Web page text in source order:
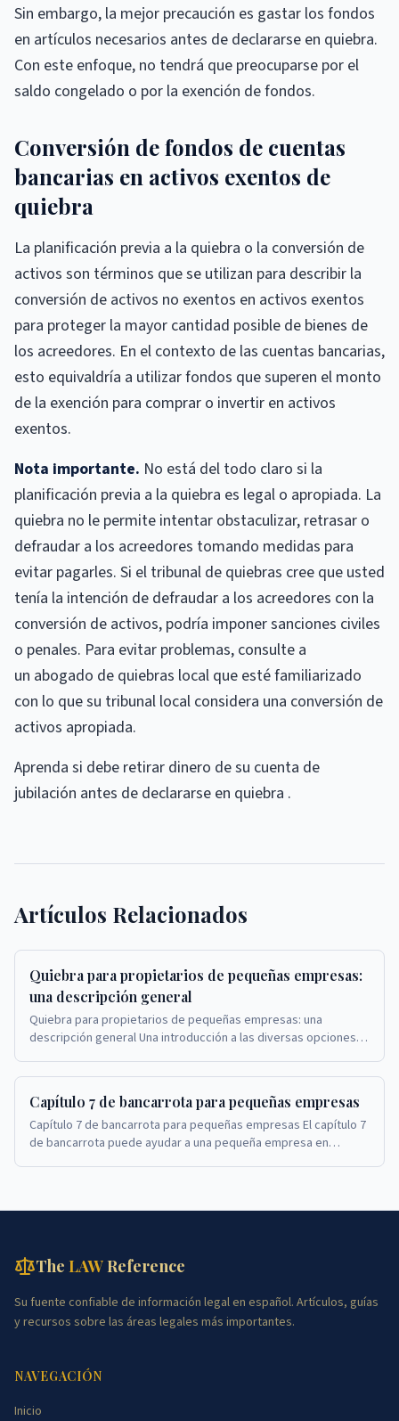
Sin embargo, la mejor precaución es gastar los fondos
en artículos necesarios antes de declararse en quiebra.
Con este enfoque, no tendrá que preocuparse por el
saldo congelado o por la exención de fondos.
Conversión de fondos de cuentas
bancarias en activos exentos de
quiebra
La planificación previa a la quiebra o la conversión de
activos son términos que se utilizan para describir la
conversión de activos no exentos en activos exentos
para proteger la mayor cantidad posible de bienes de
los acreedores. En el contexto de las cuentas bancarias,
esto equivaldría a utilizar fondos que superen el monto
de la exención para comprar o invertir en activos
exentos.
Nota importante. No está del todo claro si la
planificación previa a la quiebra es legal o apropiada. La
quiebra no le permite intentar obstaculizar, retrasar o
defraudar a los acreedores tomando medidas para
evitar pagarles. Si el tribunal de quiebras cree que usted
tenía la intención de defraudar a los acreedores con la
conversión de activos, podría imponer sanciones civiles
o penales. Para evitar problemas, consulte a
un abogado de quiebras local que esté familiarizado
con lo que su tribunal local considera una conversión de
activos apropiada.
Aprenda si debe retirar dinero de su cuenta de
jubilación antes de declararse en quiebra .
Artículos Relacionados
Quiebra para propietarios de pequeñas empresas:
una descripción general
Quiebra para propietarios de pequeñas empresas: una
descripción general Una introducción a las diversas opciones
Capítulo 7 de bancarrota para pequeñas empresas
Capítulo 7 de bancarrota para pequeñas empresas El capítulo 7
de bancarrota puede ayudar a una pequeña empresa en
The LAWReference
Su fuente confiable de información legal en español. Artículos, guías
y recursos sobre las áreas legales más importantes.
NAVEGACIÓN
Inicio